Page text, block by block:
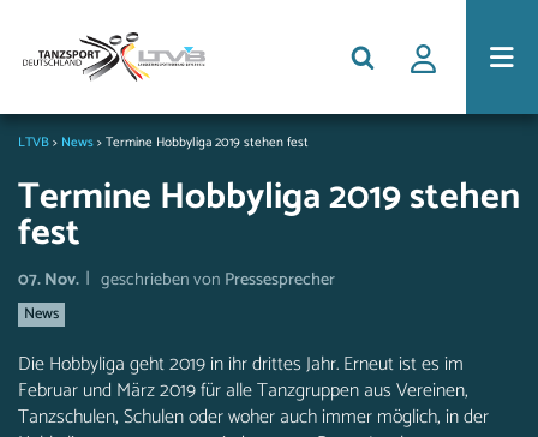
LTVB> News>Termine Hobbyliga 2019 stehen fest
Termine Hobbyliga 2019 stehen
fest
07. Nov. | geschrieben von Pressesprecher
News
Die Hobbyliga geht 2019 in ihr drittes Jahr. Erneut ist es im
Februar und März 2019 für alle Tanzgruppen aus Vereinen,
Tanzschulen, Schulen oder woher auch immer möglich, in der